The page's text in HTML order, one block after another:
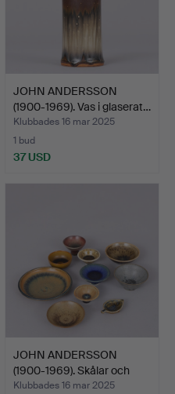
JOHN ANDERSSON
(1900-1969). Vas i glaserat…
Klubbades 16 mar 2025
1 bud
37 USD
JOHN ANDERSSON
(1900-1969). Skålar och
fat…
Klubbades 16 mar 2025